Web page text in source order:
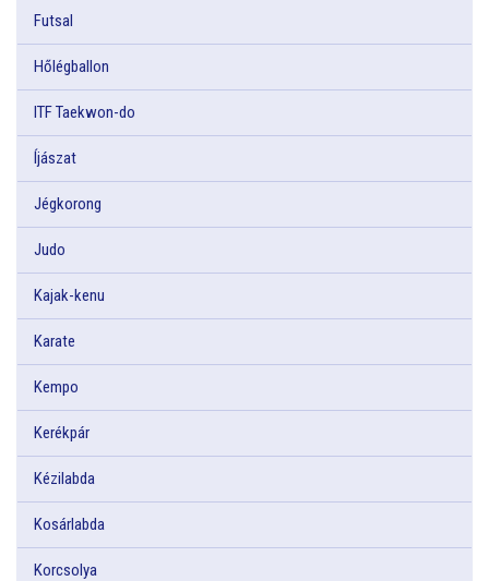
Futsal
Hőlégballon
ITF Taekwon-do
Íjászat
Jégkorong
Judo
Kajak-kenu
Karate
Kempo
Kerékpár
Kézilabda
Kosárlabda
Korcsolya